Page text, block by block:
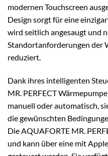
modernen Touchscreen
Design sorgt für eine
wird seitlich angesaugt und
Standortanforderungen der
reduziert.
Dank ihres intelligenten
MR. PERFECT
manuell oder automatisch,
die gewünschten
Die AQUAFORTE MR.
und kann über eine mit